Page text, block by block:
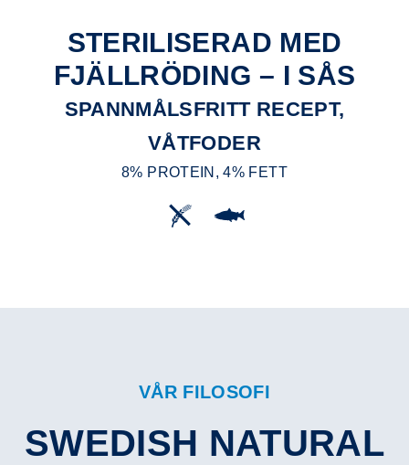
STERILISERAD MED
FJÄLLRÖDING – I SÅS
SPANNMÅLSFRITT RECEPT,
VÅTFODER
8% PROTEIN, 4% FETT
VÅR FILOSOFI
SWEDISH NATURAL